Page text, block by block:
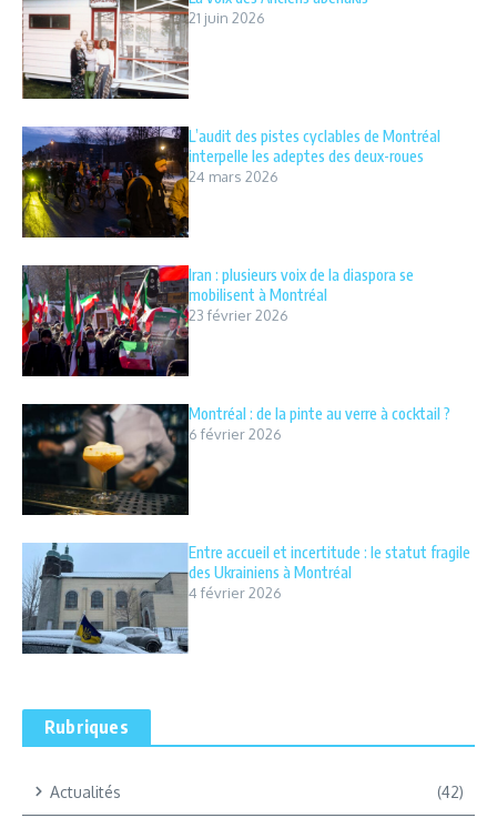
21 juin 2026
L’audit des pistes cyclables de Montréal
interpelle les adeptes des deux-roues
24 mars 2026
Iran : plusieurs voix de la diaspora se
mobilisent à Montréal
23 février 2026
Montréal : de la pinte au verre à cocktail ?
6 février 2026
Entre accueil et incertitude : le statut fragile
des Ukrainiens à Montréal
4 février 2026
Rubriques
Actualités (42)